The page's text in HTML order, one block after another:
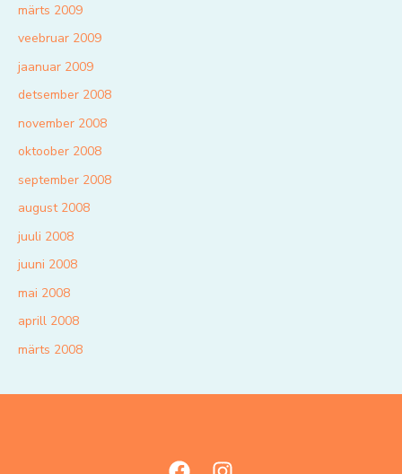
märts 2009
veebruar 2009
jaanuar 2009
detsember 2008
november 2008
oktoober 2008
september 2008
august 2008
juuli 2008
juuni 2008
mai 2008
aprill 2008
märts 2008